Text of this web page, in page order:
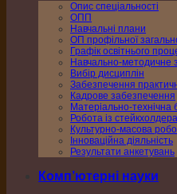
Опис спеціальності
ОПП
Навчальні плани
ОП профільної
Графік освітнього
Навчально-методичне
Вибір дисциплін
Забезпечення
Кадрове забезпечення
Матеріально-технічна
Робота із
Культурно-масова
Інноваційна діяльність
Результати анкетувань
Комп’ютерні науки